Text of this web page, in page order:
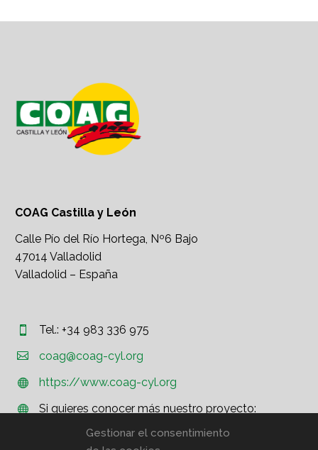
Gestionar el consentimiento
COAG Castilla y León
Calle Pío del Río Hortega, Nº6 Bajo
47014 Valladolid
Valladolid – España

 Tel.: +34 983 336 975

 coag@coag-cyl.org

 https://www.coag-cyl.org


Si quieres conocer más nuestro proyecto:
http://www.coag.org